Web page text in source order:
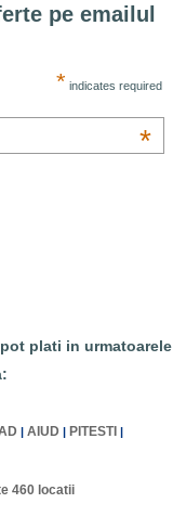
pe emailul
* indicates required
*
plati in urmatoarele
|AIUD | PITESTI |
460 locatii